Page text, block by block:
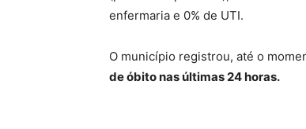
enfermaria e 0% de UTI.
O município registrou, até o
de óbito nas últimas 24 horas.